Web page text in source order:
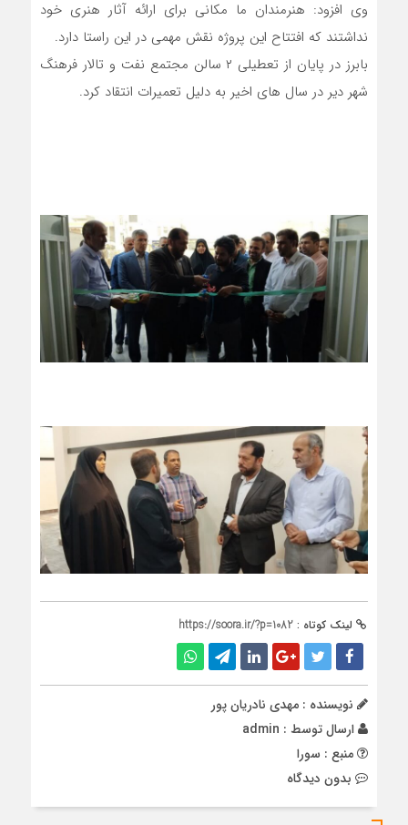
وی افزود: هنرمندان ما مکانی برای ارائه آثار هنری خود
نداشتند که افتتاح این پروژه نقش مهمی در این راستا دارد.
بابرز در پایان از تعطیلی ۲ سالن مجتمع نفت و تالار فرهنگ
شهر دیر در سال های اخیر به دلیل تعمیرات انتقاد کرد.
لینک کوتاه : https://soora.ir/?p=1082
نویسنده : مهدی نادریان پور
ارسال توسط : admin
منبع : سورا
بدون دیدگاه